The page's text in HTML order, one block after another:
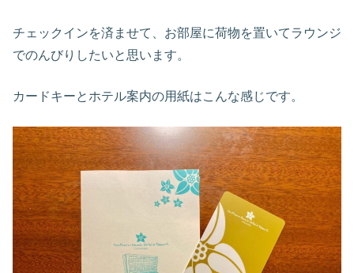
チェックインを済ませて、お部屋に荷物を置いてラウンジ
でのんびりしたいと思います。
カードキーとホテル案内の用紙はこんな感じです。